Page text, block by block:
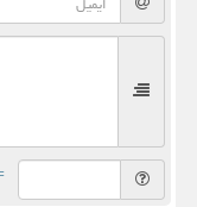
= ۹